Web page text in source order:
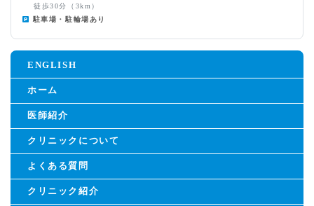
徒歩30分（3km）
駐車場・駐輪場あり
ENGLISH
ホーム
医師紹介
クリニックについて
よくある質問
クリニック紹介